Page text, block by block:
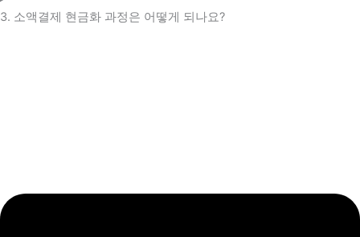
3. 소액결제 현금화 과정은 어떻게 되나요?